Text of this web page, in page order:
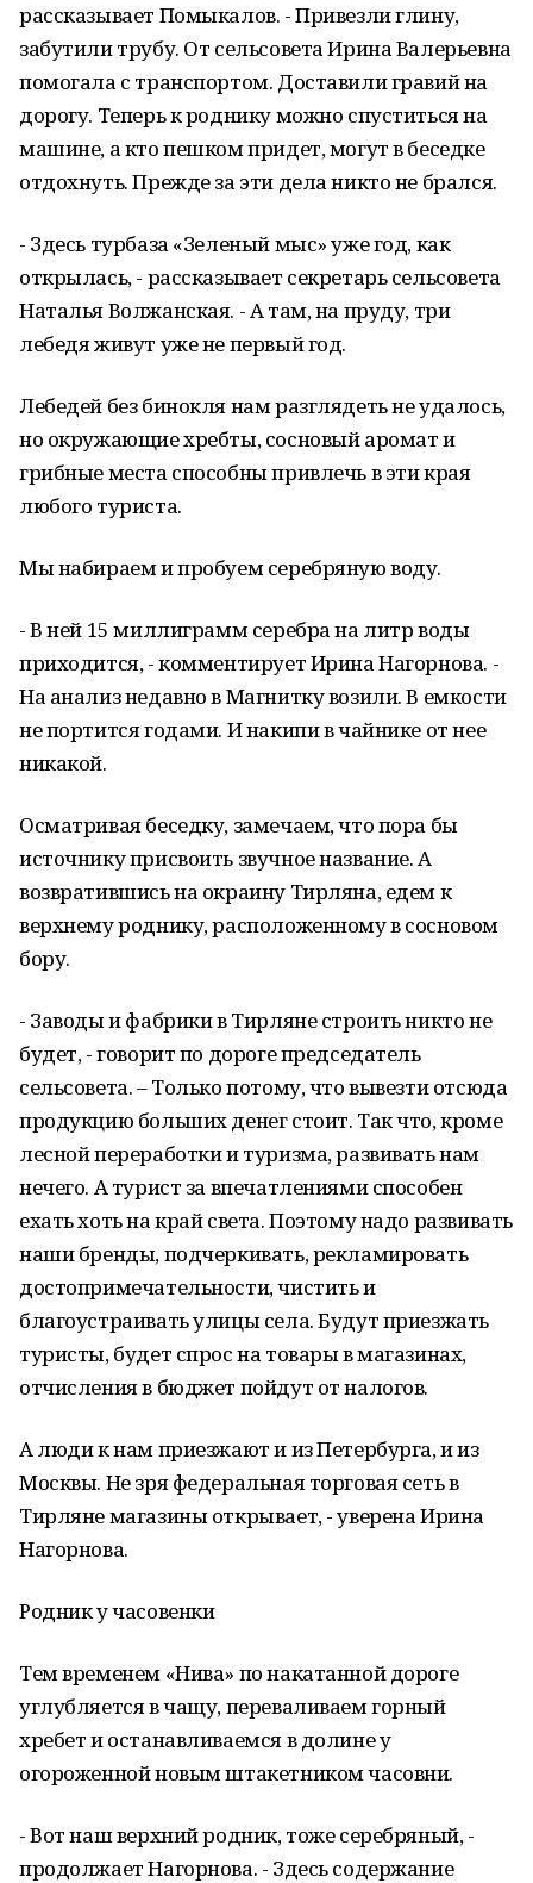
рассказывает Помыкалов. - Привезли глину,
забутили трубу. От сельсовета Ирина Валерьевна
помогала с транспортом. Доставили гравий на
дорогу. Теперь к роднику можно спуститься на
машине, а кто пешком придет, могут в беседке
отдохнуть. Прежде за эти дела никто не брался.
- Здесь турбаза «Зеленый мыс» уже год, как
открылась, - рассказывает секретарь сельсовета
Наталья Волжанская. - А там, на пруду, три
лебедя живут уже не первый год.
Лебедей без бинокля нам разглядеть не удалось,
но окружающие хребты, сосновый аромат и
грибные места способны привлечь в эти края
любого туриста.
Мы набираем и пробуем серебряную воду.
- В ней 15 миллиграмм серебра на литр воды
приходится, - комментирует Ирина Нагорнова. -
На анализ недавно в Магнитку возили. В емкости
не портится годами. И накипи в чайнике от нее
никакой.
Осматривая беседку, замечаем, что пора бы
источнику присвоить звучное название. А
возвратившись на окраину Тирляна, едем к
верхнему роднику, расположенному в сосновом
бору.
- Заводы и фабрики в Тирляне строить никто не
будет, - говорит по дороге председатель
сельсовета. – Только потому, что вывезти отсюда
продукцию больших денег стоит. Так что, кроме
лесной переработки и туризма, развивать нам
нечего. А турист за впечатлениями способен
ехать хоть на край света. Поэтому надо развивать
наши бренды, подчеркивать, рекламировать
достопримечательности, чистить и
благоустраивать улицы села. Будут приезжать
туристы, будет спрос на товары в магазинах,
отчисления в бюджет пойдут от налогов.
А люди к нам приезжают и из Петербурга, и из
Москвы. Не зря федеральная торговая сеть в
Тирляне магазины открывает, - уверена Ирина
Нагорнова.
Родник у часовенки
Тем временем «Нива» по накатанной дороге
углубляется в чащу, переваливаем горный
хребет и останавливаемся в долине у
огороженной новым штакетником часовни.
- Вот наш верхний родник, тоже серебряный, -
продолжает Нагорнова. - Здесь содержание